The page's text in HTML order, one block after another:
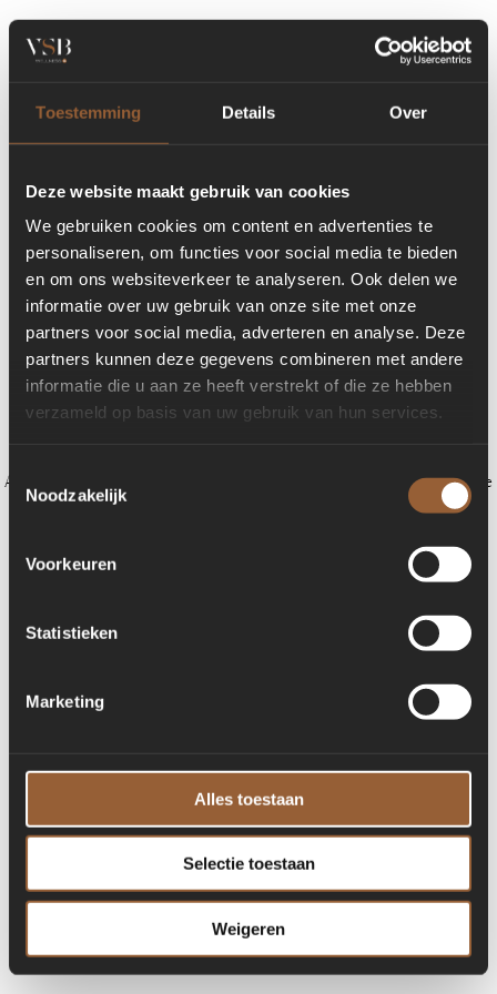
Toestemming Details Over
Deze website maakt gebruik van cookies
We gebruiken cookies om content en advertenties te
personaliseren, om functies voor social media te bieden
en om ons websiteverkeer te analyseren. Ook delen we
informatie over uw gebruik van onze site met onze
partners voor social media, adverteren en analyse. Deze
partners kunnen deze gegevens combineren met andere
informatie die u aan ze heeft verstrekt of die ze hebben
verzameld op basis van uw gebruik van hun services.
Toestemmingsselectie
Noodzakelijk
Voorkeuren
Statistieken
Marketing
Alles toestaan
Selectie toestaan
Weigeren
Application error: a client-side exception has occurred (see the browser console